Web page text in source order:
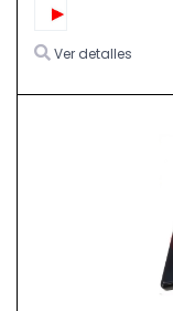
Ver detalles